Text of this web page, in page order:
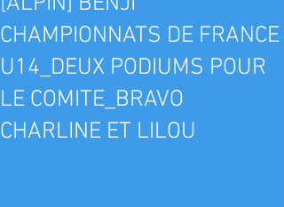
CHAMPIONNATS DE FRANCE
U14_DEUX PODIUMS POUR
LE COMITE_BRAVO
CHARLINE ET LILOU